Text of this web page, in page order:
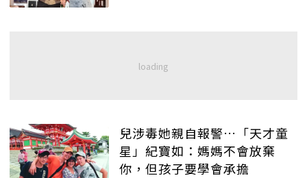
兒涉毒她親自報警…「天才童
星」紀寶如：媽媽不會放棄
你，但孩子要學會承擔